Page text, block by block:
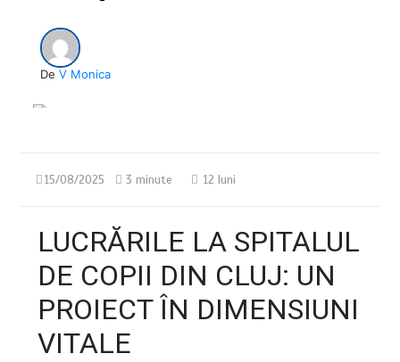
De V Monica
15/08/2025 3 minute 12 luni
LUCRĂRILE LA SPITALUL
DE COPII DIN CLUJ: UN
PROIECT ÎN DIMENSIUNI
VITALE